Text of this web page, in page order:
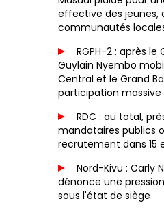
effective des jeunes,
communautés
RGPH-2 : après
Guylain Nyembo
Central et le Grand
participation massive
RDC : au total,
mandataires publics
recrutement dans 15
Nord-Kivu : Carly
dénonce une
sous l'état de siège